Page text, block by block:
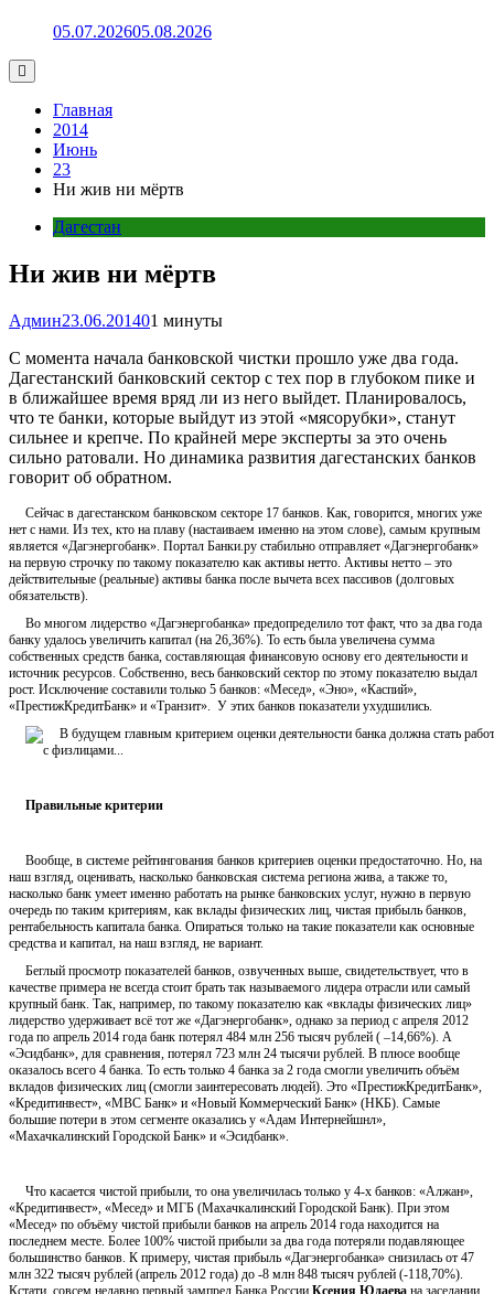
05.07.202605.08.2026
Главная
2014
Июнь
23
Ни жив ни мёртв
Дагестан
Ни жив ни мёртв
Админ23.06.201401 минуты
С момента начала банковской чистки прошло уже два года.
Дагестанский банковский сектор с тех пор в глубоком пике и
в ближайшее время вряд ли из него выйдет. Планировалось,
что те банки, которые выйдут из этой «мясорубки», станут
сильнее и крепче. По крайней мере эксперты за это очень
сильно ратовали. Но динамика развития дагестанских банков
говорит об обратном.
Сейчас в дагестанском банковском секторе 17 банков. Как, говорится, многих уже
нет с нами. Из тех, кто на плаву (настаиваем именно на этом слове), самым крупным
является «Дагэнергобанк». Портал Банки.ру стабильно отправляет «Дагэнергобанк»
на первую строчку по такому показателю как активы нетто. Активы нетто – это
действительные (реальные) активы банка после вычета всех пассивов (долговых
обязательств).
Во многом лидерство «Дагэнергобанка» предопределило тот факт, что за два года
банку удалось увеличить капитал (на 26,36%). То есть была увеличена сумма
собственных средств банка, составляющая финансовую основу его деятельности и
источник ресурсов. Собственно, весь банковский сектор по этому показателю выдал
рост. Исключение составили только 5 банков: «Месед», «Эно», «Каспий»,
«ПрестижКредитБанк» и «Транзит». У этих банков показатели ухудшились.
Правильные критерии
Вообще, в системе рейтингования банков критериев оценки предостаточно. Но, на
наш взгляд, оценивать, насколько банковская система региона жива, а также то,
насколько банк умеет именно работать на рынке банковских услуг, нужно в первую
очередь по таким критериям, как вклады физических лиц, чистая прибыль банков,
рентабельность капитала банка. Опираться только на такие показатели как основные
средства и капитал, на наш взгляд, не вариант.
Беглый просмотр показателей банков, озвученных выше, свидетельствует, что в
качестве примера не всегда стоит брать так называемого лидера отрасли или самый
крупный банк. Так, например, по такому показателю как «вклады физических лиц»
лидерство удерживает всё тот же «Дагэнергобанк», однако за период с апреля 2012
года по апрель 2014 года банк потерял 484 млн 256 тысяч рублей ( –14,66%). А
«Эсидбанк», для сравнения, потерял 723 млн 24 тысячи рублей. В плюсе вообще
оказалось всего 4 банка. То есть только 4 банка за 2 года смогли увеличить объём
вкладов физических лиц (смогли заинтересовать людей). Это «ПрестижКредитБанк»,
«Кредитинвест», «МВС Банк» и «Новый Коммерческий Банк» (НКБ). Самые
большие потери в этом сегменте оказались у «Адам Интернейшнл»,
«Махачкалинский Городской Банк» и «Эсидбанк».
Что касается чистой прибыли, то она увеличилась только у 4-х банков: «Алжан»,
«Кредитинвест», «Месед» и МГБ (Махачкалинский Городской Банк). При этом
«Месед» по объёму чистой прибыли банков на апрель 2014 года находится на
последнем месте. Более 100% чистой прибыли за два года потеряли подавляющее
большинство банков. К примеру, чистая прибыль «Дагэнергобанка» снизилась от 47
млн 322 тысяч рублей (апрель 2012 года) до -8 млн 848 тысяч рублей (-118,70%).
Кстати, совсем недавно первый зампред Банка России Ксения Юдаева на заседании